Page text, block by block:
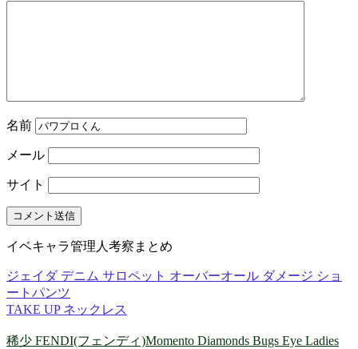
名前
メール
サイト
イベキャラ管理人考察まとめ
ジェイダ デニム サロペット オーバーオール ダメージ ショ
ートパンツ
TAKE UP ネックレス
稀少 FENDI(フェンディ)Momento Diamonds Bugs Eye Ladies